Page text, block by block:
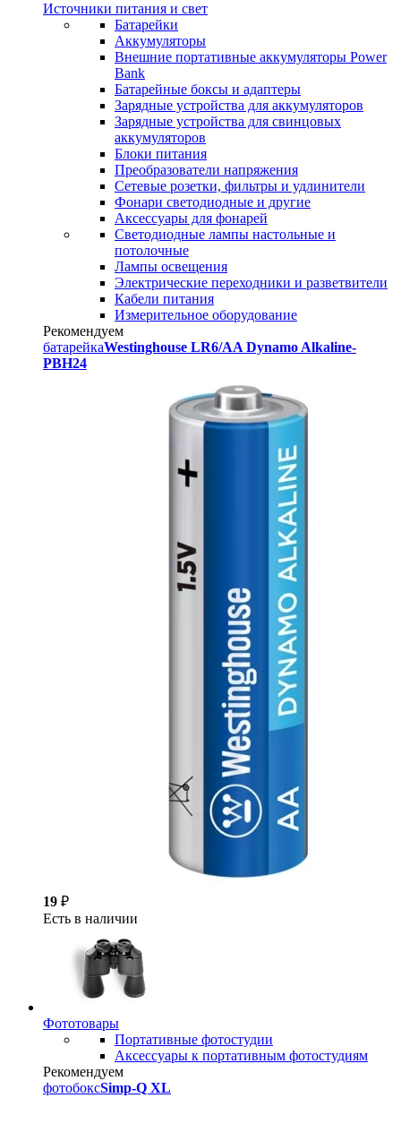
Источники питания и свет
Батарейки
Аккумуляторы
Внешние портативные аккумуляторы Power
Bank
Батарейные боксы и адаптеры
Зарядные устройства для аккумуляторов
Зарядные устройства для свинцовых
аккумуляторов
Блоки питания
Преобразователи напряжения
Сетевые розетки, фильтры и удлинители
Фонари светодиодные и другие
Аксессуары для фонарей
Светодиодные лампы настольные и
потолочные
Лампы освещения
Электрические переходники и разветвители
Кабели питания
Измерительное оборудование
Рекомендуем
батарейкаWestinghouse LR6/AA Dynamo Alkaline-
PBH24
19 ₽
Есть в наличии
Фототовары
Портативные фотостудии
Аксессуары к портативным фотостудиям
Рекомендуем
фотобоксSimp-Q XL